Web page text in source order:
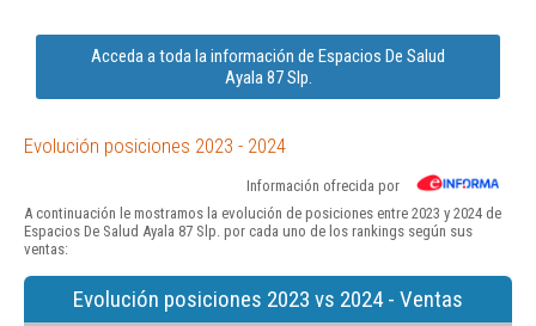
Acceda a toda la información de Espacios De Salud
Ayala 87 Slp.
Evolución posiciones 2023 - 2024
Información ofrecida por
A continuación le mostramos la evolución de posiciones entre 2023 y 2024 de
Espacios De Salud Ayala 87 Slp. por cada uno de los rankings según sus
ventas:
Evolución posiciones 2023 vs 2024 - Ventas